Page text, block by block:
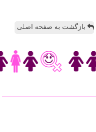
بازگشت به صفحه اصلی